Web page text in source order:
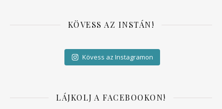
KÖVESS AZ INSTÁN!
Kövess az Instagramon
LÁJKOLJ A FACEBOOKON!